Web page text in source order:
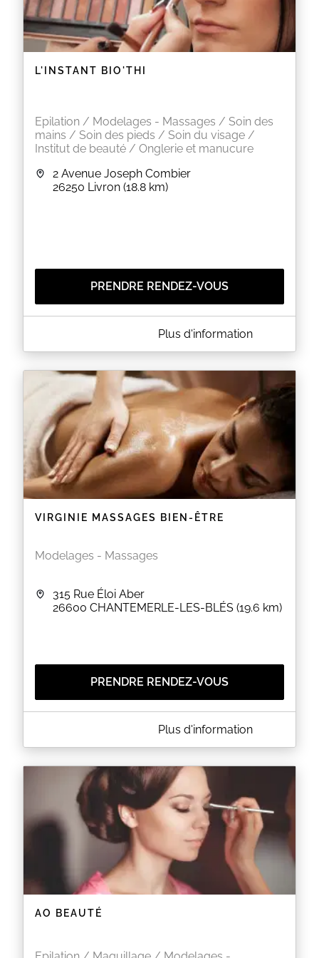
L'INSTANT BIO'THI
Epilation / Modelages - Massages / Soin des
mains / Soin des pieds / Soin du visage /
Institut de beauté / Onglerie et manucure
2 Avenue Joseph Combier
26250 Livron (18.8 km)
PRENDRE RENDEZ-VOUS
A PROPOS DE L'INSTANT BIO'THI
Vous avez besoin d’un moment de détente, d’un
vous à l’institut de beauté pour une ambiance
chaleureuse, souriante et reposante.
Vous êtes entre les mains d’une esthéticienne,
professionnelle de la beauté.
Venez découvrir une large gamme de produits Bio
et Naturels au sein de notre Salon de beauté
Nos produits aux textures variées et aux senteurs
délicates sont tous imaginés et fabriqués en France,
dans une démarche éthique et responsable.
Prestations Féminines uniquement
Les rendez-vous les mardis sont avec Charlène
EN SAVOIR PLUS
Plus d'information
VIRGINIE MASSAGES BIEN-ÊTRE
Modelages - Massages
315 Rue Éloi Aber
26600 CHANTEMERLE-LES-BLÉS (19.6 km)
PRENDRE RENDEZ-VOUS
A PROPOS DE VIRGINIE MASSAGES BIEN-ÊTRE
Heureuse que vous ayez eu la curiosité de visiter
A présent je vais me présenter. Je m'appelle
Virginie Guillaumot, j'ai été formée au massage
bien-être au centre de formation "A fleur de peau" à
Lyon avec pour finalité un diplôme RNCP de
technicienne en massages de bien-être. Depuis je
ne cesse de me former car non seulement le sujet
me passionne mais en plus il et tellement vaste !!!
Au fil de ces années, des différentes rencontres que
j'ai pu faire, des formations et à force de pratique je
me suis faite ma propre idée du massage bien-être.
La voici :
Je trouve que le massage bien-être est bien trop
souvent associé à de la "papouille", pour moi le
massage bien-être et beaucoup plus qu'1h30 de
que ce soit sur le plan physique, psychique ou
Plus d'information
AO BEAUTÉ